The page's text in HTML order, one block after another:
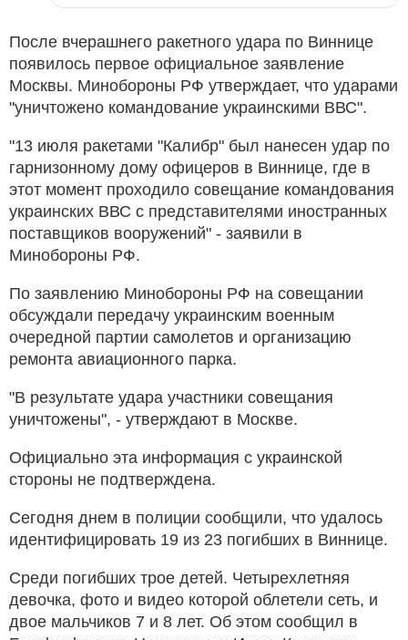
После вчерашнего ракетного удара по Виннице
появилось первое официальное заявление
Москвы. Минобороны РФ утверждает, что ударами
"уничтожено командование украинскими ВВС".
"13 июля ракетами "Калибр" был нанесен удар по
гарнизонному дому офицеров в Виннице, где в
этот момент проходило совещание командования
украинских ВВС с представителями иностранных
поставщиков вооружений" - заявили в
Минобороны РФ.
По заявлению Минобороны РФ на совещании
обсуждали передачу украинским военным
очередной партии самолетов и организацию
ремонта авиационного парка.
"В результате удара участники совещания
уничтожены", - утверждают в Москве.
Официально эта информация с украинской
стороны не подтверждена.
Сегодня днем в полиции сообщили, что удалось
идентифицировать 19 из 23 погибших в Виннице.
Среди погибших трое детей. Четырехлетняя
девочка, фото и видео которой облетели сеть, и
двое мальчиков 7 и 8 лет. Об этом сообщил в